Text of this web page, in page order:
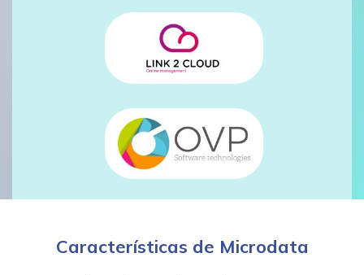
Características de Microdata